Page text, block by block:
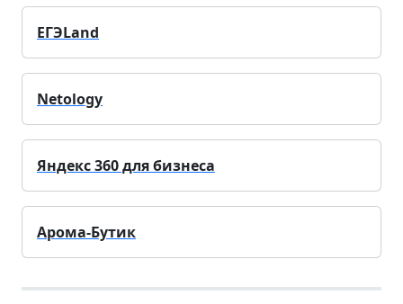
ЕГЭLand
Netology
Яндекс 360 для бизнеса
Арома-Бутик